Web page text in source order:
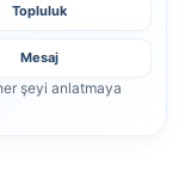
Topluluk
Mesaj
şeyi anlatmaya